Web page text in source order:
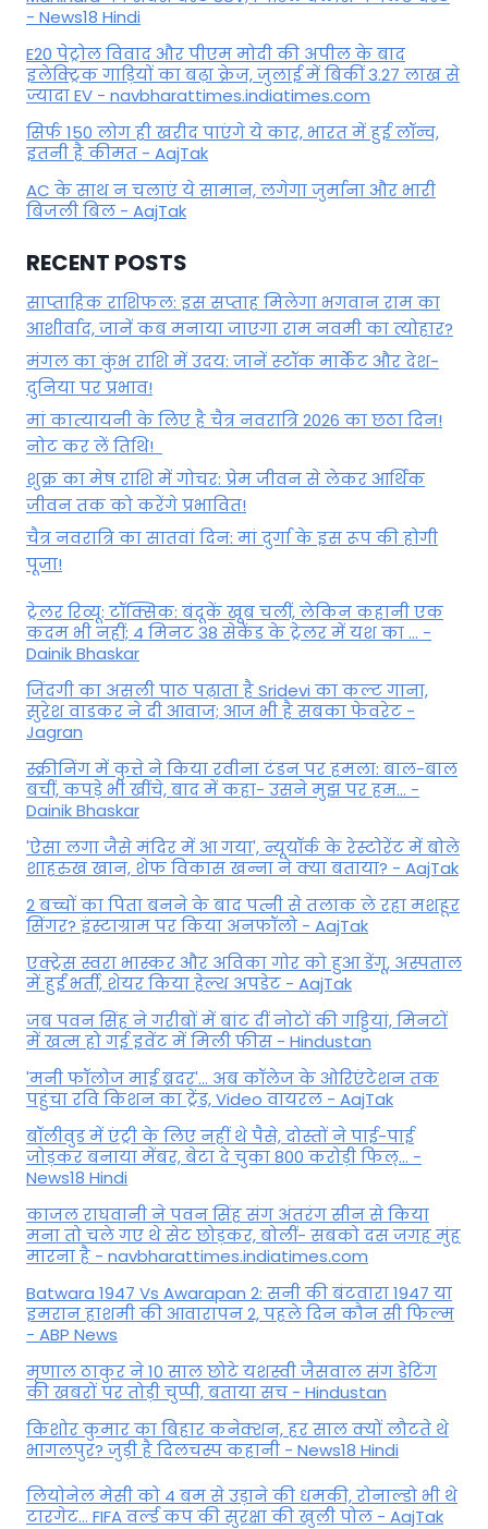
- News18 Hindi
E20 पेट्रोल विवाद और पीएम मोदी की अपील के बाद
इलेक्ट्रिक गाड़ियों का बढ़ा क्रेज, जुलाई में बिकीं 3.27 लाख से
ज्यादा EV - navbharattimes.indiatimes.com
सिर्फ 150 लोग ही खरीद पाएंगे ये कार, भारत में हुई लॉन्च,
इतनी है कीमत - AajTak
AC के साथ न चलाएं ये सामान, लगेगा जुर्माना और भारी
बिजली बिल - AajTak
RECENT POSTS
साप्ताहिक राशिफल: इस सप्ताह मिलेगा भगवान राम का
आशीर्वाद, जानें कब मनाया जाएगा राम नवमी का त्योहार?
मंगल का कुंभ राशि में उदय: जानें स्‍टॉक मार्केट और देश-
दुनिया पर प्रभाव!
मां कात्‍यायनी के लिए है चैत्र नवरात्रि 2026 का छठा दिन!
नोट कर लें तिथि!
शुक्र का मेष राशि में गोचर: प्रेम जीवन से लेकर आर्थिक
जीवन तक को करेंगे प्रभावित!
चैत्र नवरात्रि का सातवां दिन: मां दुर्गा के इस रूप की होगी
पूजा!
ट्रेलर रिव्यू: टॉक्सिक: बंदूकें खूब चलीं, लेकिन कहानी एक
कदम भी नहीं; 4 मिनट 38 सेकेंड के ट्रेलर में यश का ... -
Dainik Bhaskar
जिंदगी का असली पाठ पढ़ाता है Sridevi का कल्ट गाना,
सुरेश वाडकर ने दी आवाज; आज भी है सबका फेवरेट -
Jagran
स्क्रीनिंग में कुत्ते ने किया रवीना टंडन पर हमला: बाल-बाल
बचीं, कपड़े भी खींचे, बाद में कहा- उसने मुझ पर हम... -
Dainik Bhaskar
'ऐसा लगा जैसे मंदिर में आ गया', न्यूयॉर्क के रेस्टोरेंट में बोले
शाहरुख खान, शेफ विकास खन्ना ने क्या बताया? - AajTak
2 बच्चों का पिता बनने के बाद पत्नी से तलाक ले रहा मशहूर
सिंगर? इंस्टाग्राम पर किया अनफॉलो - AajTak
एक्ट्रेस स्वरा भास्कर और अविका गोर को हुआ डेंगू, अस्पताल
में हुईं भर्ती, शेयर किया हेल्थ अपडेट - AajTak
जब पवन सिंह ने गरीबों में बांट दीं नोटों की गड्डियां, मिनटों
में खत्म हो गई इवेंट में मिली फीस - Hindustan
'मनी फॉलोज माई ब्रदर'... अब कॉलेज के ओरिएंटेशन तक
पहुंचा रवि किशन का ट्रेंड, Video वायरल - AajTak
बॉलीवुड में एंट्री के लिए नहीं थे पैसे, दोस्तों ने पाई-पाई
जोड़कर बनाया मेंबर, बेटा दे चुका 800 करोड़ी फिल्... -
News18 Hindi
काजल राघवानी ने पवन सिंह संग अंतरंग सीन से किया
मना तो चले गए थे सेट छोड़कर, बोलीं- सबको दस जगह मुंह
मारना है - navbharattimes.indiatimes.com
Batwara 1947 Vs Awarapan 2: सनी की बंटवारा 1947 या
इमरान हाशमी की आवारापन 2, पहले दिन कौन सी फिल्म
- ABP News
मृणाल ठाकुर ने 10 साल छोटे यशस्वी जैसवाल संग डेटिंग
की खबरों पर तोड़ी चुप्पी, बताया सच - Hindustan
किशोर कुमार का बिहार कनेक्शन, हर साल क्यों लौटते थे
भागलपुर? जुड़ी है दिलचस्प कहानी - News18 Hindi
ल‍ियोनेल मेसी को 4 बम से उड़ाने की धमकी, रोनाल्डो भी थे
टारगेट... FIFA वर्ल्ड कप की सुरक्षा की खुली पोल - AajTak